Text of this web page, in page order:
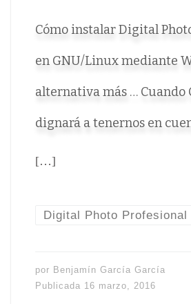
Cómo instalar Digital
en GNU/Linux mediante
alternativa más … Cuando
dignará a tenernos en
[…]
Digital Photo Profesional
por Benjamín García García
Publicada 16 marzo, 2016